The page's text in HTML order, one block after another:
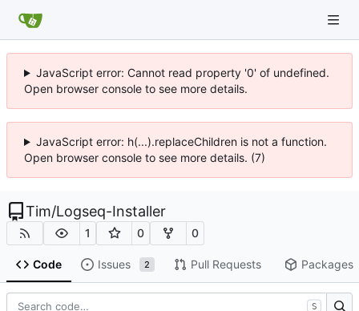
JavaScript error: Cannot read property '0' of undefined.
Open browser console to see more details.
JavaScript error: h(...).replaceChildren is not a function.
Open browser console to see more details. (7)
Tim/Logseq-Installer
1 0 0
Code Issues 2 Pull Requests Packages
S